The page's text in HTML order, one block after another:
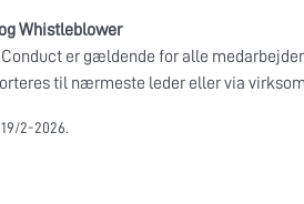
Whistleblower
Conduct er gældende for alle
til nærmeste leder eller via
2-2026.